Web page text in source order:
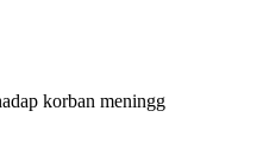
korban meningg